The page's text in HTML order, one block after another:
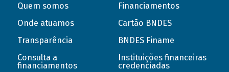
Quem somos
Onde atuamos
Transparência
Consulta a
financiamentos
Financiamentos
Cartão BNDES
BNDES Finame
Instituições financeiras
credenciadas